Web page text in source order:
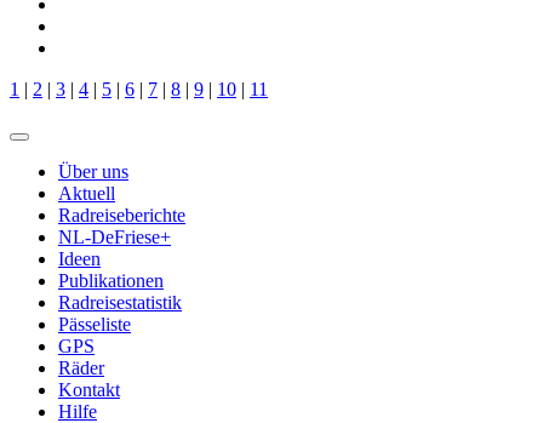
1 | 2 | 3 | 4 | 5 | 6 | 7 | 8 | 9 | 10 | 11
Über uns
Aktuell
Radreiseberichte
NL-DeFriese+
Ideen
Publikationen
Radreisestatistik
Pässeliste
GPS
Räder
Kontakt
Hilfe